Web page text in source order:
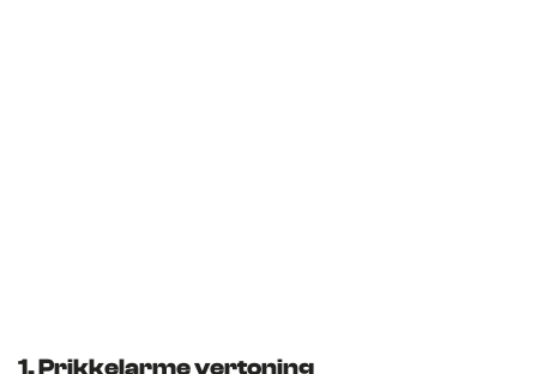
1.Prikkelarme vertoning